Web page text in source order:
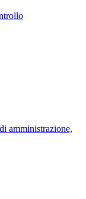
amministrazione,